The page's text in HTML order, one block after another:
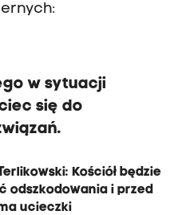
w sytuacji
się do
Kościół będzie
odszkodowania i przed
ucieczki